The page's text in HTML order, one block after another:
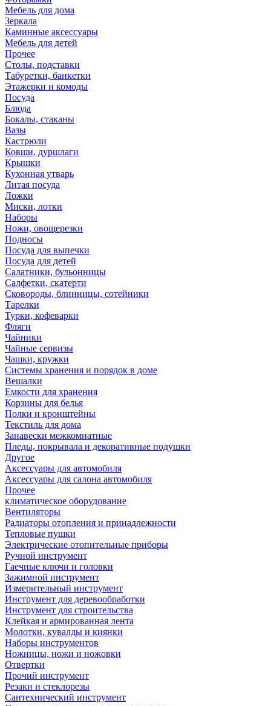
Мебель для дома
Зеркала
Каминные аксессуары
Мебель для детей
Прочее
Столы, подставки
Табуретки, банкетки
Этажерки и комоды
Посуда
Блюда
Бокалы, стаканы
Вазы
Кастрюли
Ковши, дуршлаги
Крышки
Кухонная утварь
Литая посуда
Ложки
Миски, лотки
Наборы
Ножи, овощерезки
Подносы
Посуда для выпечки
Посуда для детей
Салатники, бульонницы
Салфетки, скатерти
Сковороды, блинницы, сотейники
Тарелки
Турки, кофеварки
Фляги
Чайники
Чайные сервизы
Чашки, кружки
Системы хранения и порядок в доме
Вешалки
Емкости для хранения
Корзины для белья
Полки и кронштейны
Текстиль для дома
Занавески межкомнатные
Пледы, покрывала и декоративные подушки
Другое
Аксессуары для автомобиля
Аксессуары для салона автомобиля
Прочее
климатическое оборудование
Вентиляторы
Радиаторы отопления и принадлежности
Тепловые пушки
Электрические отопительные приборы
Ручной инструмент
Гаечные ключи и головки
Зажимной инструмент
Измерительный инструмент
Инструмент для деревообработки
Инструмент для строительства
Клейкая и армированная лента
Молотки, кувалды и киянки
Наборы инструментов
Ножницы, ножи и ножовки
Отвертки
Прочий инструмент
Резаки и стеклорезы
Сантехнический инструмент